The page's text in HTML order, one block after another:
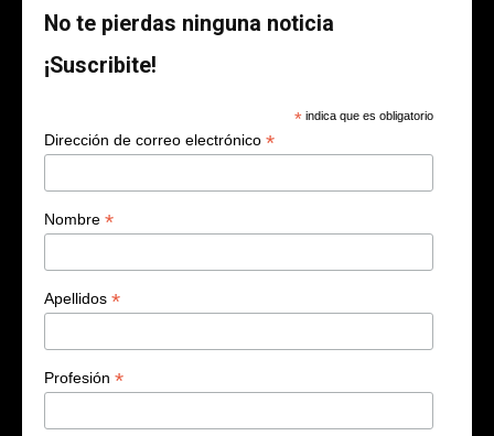
No te pierdas ninguna noticia
¡Suscribite!
* indica que es obligatorio
Dirección de correo electrónico *
Nombre *
Apellidos *
Profesión *